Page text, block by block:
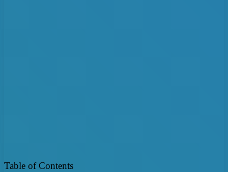
Table of Contents